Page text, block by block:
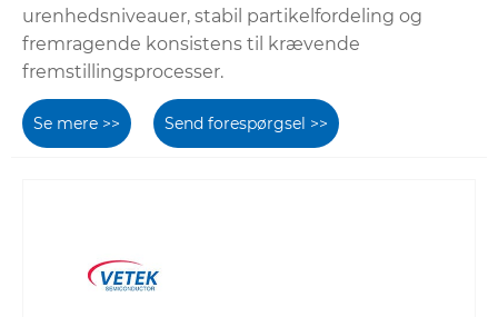
urenhedsniveauer, stabil partikelfordeling og
fremragende konsistens til krævende
fremstillingsprocesser.
Se mere >> Send forespørgsel >>